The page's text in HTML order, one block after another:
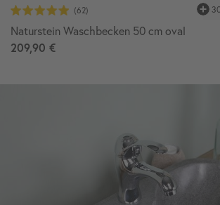
Naturstein Waschbecken 50 cm oval
209,90 €